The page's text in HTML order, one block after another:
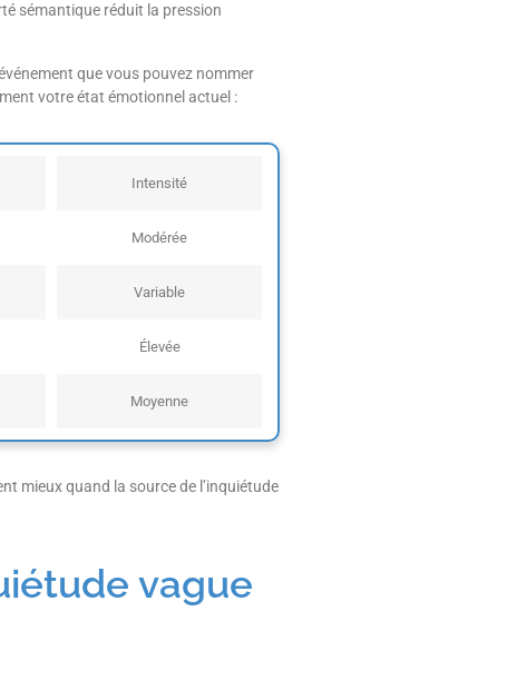
sémantique réduit la pression
que vous pouvez nommer
votre état émotionnel actuel :
Intensité
Modérée
Variable
Élevée
Moyenne
mieux quand la source de l’inquiétude
vague